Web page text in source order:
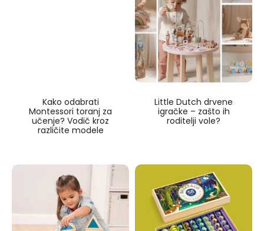
Kako odabrati
Montessori toranj za
učenje? Vodič kroz
različite modele
Little Dutch drvene
igračke – zašto ih
roditelji vole?